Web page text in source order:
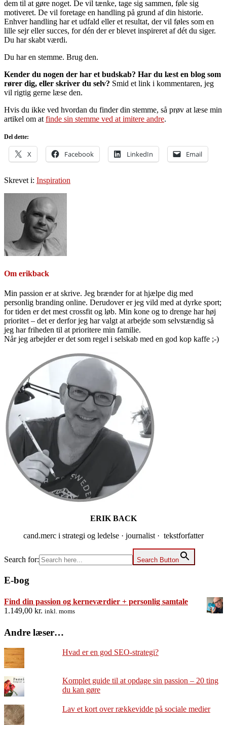
dem til at gøre noget. De vil tænke, tage sig sammen, føle sig
motiveret. De vil foretage en handling på grund af din historie.
Enhver handling har et udfald eller et resultat, der vil føles som en
lille sejr eller succes, for dén der er blevet inspireret af dét du siger.
Du har skabt værdi.
Du har en stemme. Brug den.
Kender du nogen der har et budskab? Har du læst en blog som
rører dig, eller skriver du selv? Smid et link i kommentaren, jeg
vil rigtig gerne læse den.
Hvis du ikke ved hvordan du finder din stemme, så prøv at læse min
artikel om at finde sin stemme ved at imitere andre.
Del dette:
X Facebook LinkedIn Email
Skrevet i: Inspiration
Om erikback
Min passion er at skrive. Jeg brænder for at hjælpe dig med
personlig branding online. Derudover er jeg vild med at dyrke sport;
for tiden er det mest crossfit og løb. Min kone og to drenge har høj
prioritet – det er derfor jeg har valgt at arbejde som selvstændig så
jeg har friheden til at prioritere min familie.
Når jeg arbejder er det som regel i selskab med en god kop kaffe ;-)
Sidebar
ERIK BACK
cand.merc i strategi og ledelse · journalist · tekstforfatter
Search for: Search Button
E-bog
Find din passion og kerneværdier + personlig samtale
1.149,00 kr. inkl. moms
Andre læser…
Hvad er en god SEO-strategi?
Komplet guide til at opdage sin passion – 20 ting
du kan gøre
Lav et kort over rækkevidde på sociale medier